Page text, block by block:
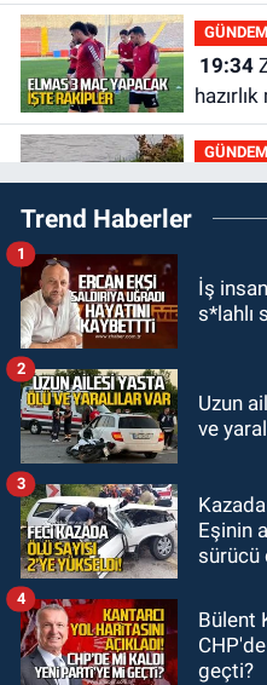
GÜNDEM
19:34Zonguldakspor Bolu'da 3
GÜNDEM
19:27Çaycuma ırmağında görüldü:
19:12TMO kabuklu fındık alım
18:52Zonguldak'ta pitbul köpek
GÜNDEM
18:44
çarptı:
Trend Haberler
İş
s*lahlı
1
Uzun
ve
2
Eşinin
sürücü
3
Bülent
geçti?
4